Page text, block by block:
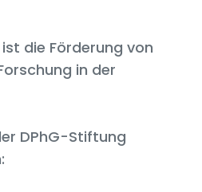
die Förderung von
in der
DPhG-Stiftung